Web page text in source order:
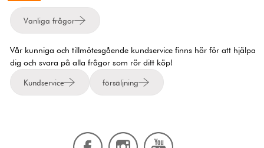
Vanliga frågor
Vår kunniga och tillmötesgående kundservice finns här för att hjälpa
dig och svara på alla frågor som rör ditt köp!
Kundservice försäljning